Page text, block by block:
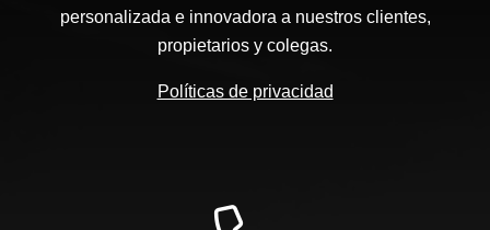
personalizada e innovadora a nuestros clientes,
propietarios y colegas.
Políticas de privacidad